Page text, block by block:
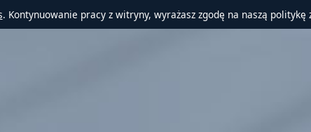
. Kontynuowanie pracy z witryny, wyrażasz zgodę na naszą